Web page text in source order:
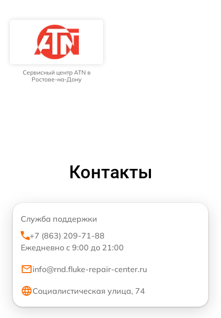
Сервисный центр ATN в
Ростове-на-Дону
Контакты
Служба поддержки
+7 (863) 209-71-88
Ежедневно с 9:00 до 21:00
info@rnd.fluke-repair-center.ru
Социалистическая улица, 74